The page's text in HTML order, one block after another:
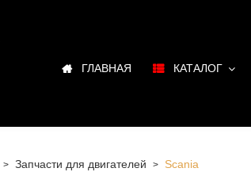
ГЛАВНАЯ КАТАЛОГ
Запчасти для двигателей Scania